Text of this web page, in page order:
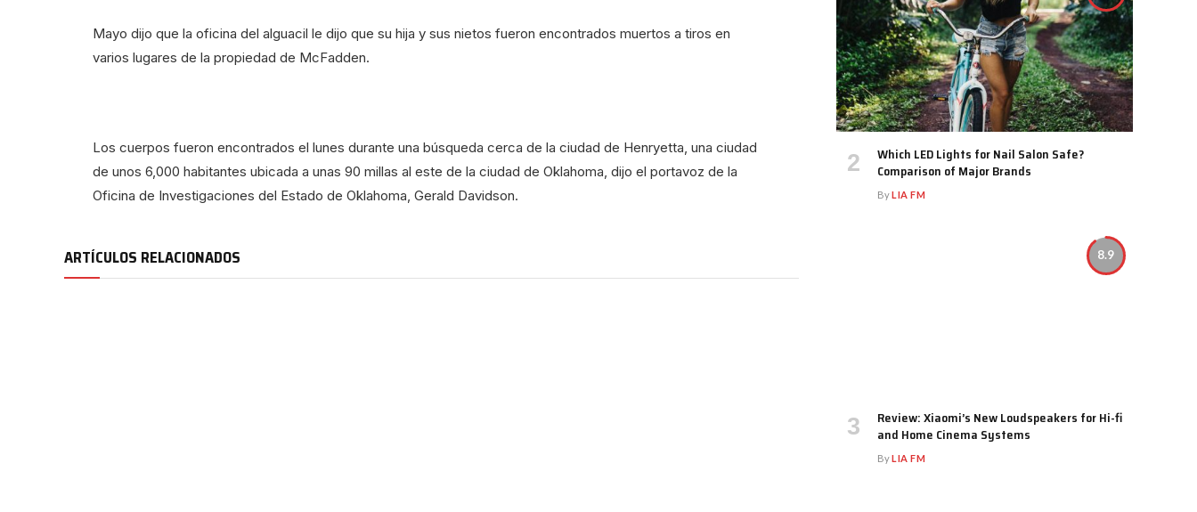
Mayo dijo que la oficina del alguacil le dijo que su hija y sus nietos fueron encontrados muertos a tiros en
varios lugares de la propiedad de McFadden.
Los cuerpos fueron encontrados el lunes durante una búsqueda cerca de la ciudad de Henryetta, una ciudad
de unos 6,000 habitantes ubicada a unas 90 millas al este de la ciudad de Oklahoma, dijo el portavoz de la
Oficina de Investigaciones del Estado de Oklahoma, Gerald Davidson.
ARTÍCULOS RELACIONADOS
Which LED Lights for Nail Salon Safe?
Comparison of Major Brands
ByLIA FM
8.9
Review: Xiaomi’s New Loudspeakers for Hi-fi
and Home Cinema Systems
ByLIA FM